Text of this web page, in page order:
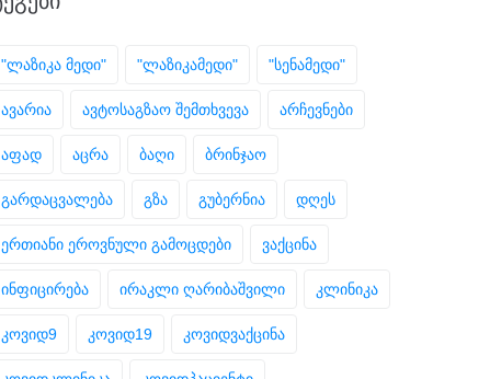
"ლაზიკა მედი" "ლაზიკამედი" "სენამედი"
ავარია ავტოსაგზაო შემთხვევა არჩევნები
აფად აცრა ბაღი ბრინჯაო
გარდაცვალება გზა გუბერნია დღეს
ერთიანი ეროვნული გამოცდები ვაქცინა
ინფიცირება ირაკლი ღარიბაშვილი კლინიკა
კოვიდ9 კოვიდ19 კოვიდვაქცინა